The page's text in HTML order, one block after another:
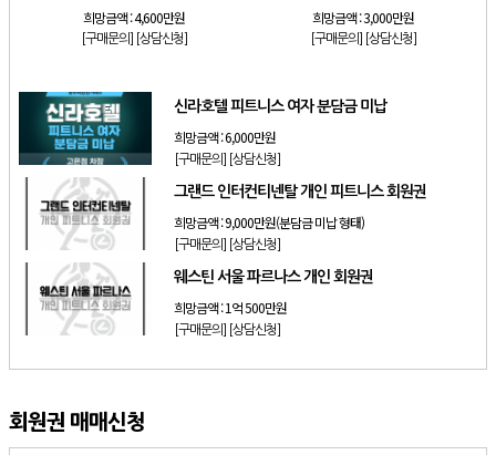
희망금액 :4,600만원
[구매문의] [상담신청]
희망금액 :3,000만원
[구매문의] [상담신청]
신라호텔 피트니스 여자 분담금 미납
희망금액 :6,000만원
[구매문의] [상담신청]
그랜드 인터컨티넨탈 개인 피트니스 회원권
희망금액 :9,000만원(분담금 미납 형태)
[구매문의] [상담신청]
웨스틴 서울 파르나스 개인 회원권
희망금액 :1억 500만원
[구매문의] [상담신청]
회원권 매매신청